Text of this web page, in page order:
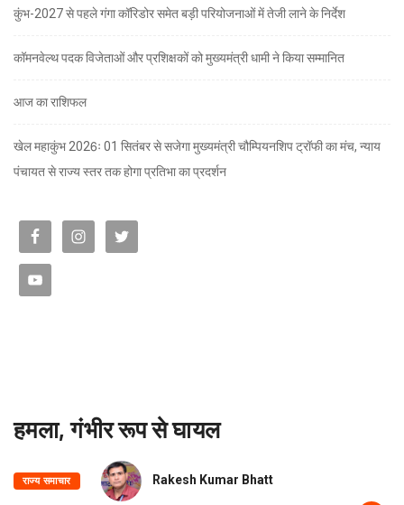
कुंभ-2027 से पहले गंगा कॉरिडोर समेत बड़ी परियोजनाओं में तेजी लाने के निर्देश
कॉमनवेल्थ पदक विजेताओं और प्रशिक्षकों को मुख्यमंत्री धामी ने किया सम्मानित
आज का राशिफल
खेल महाकुंभ 2026ः 01 सितंबर से सजेगा मुख्यमंत्री चौम्पियनशिप ट्रॉफी का मंच, न्याय
पंचायत से राज्य स्तर तक होगा प्रतिभा का प्रदर्शन
हमला, गंभीर रूप से घायल
राज्य समाचार Rakesh Kumar Bhatt